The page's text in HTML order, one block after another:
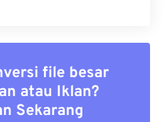
file besar
atau Iklan?
Sekarang